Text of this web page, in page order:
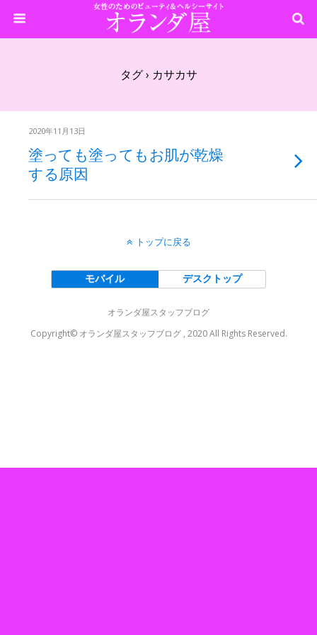
タグ › カサカサ
2020年11月13日
塗っても塗ってもお肌が乾燥
する原因
トップに戻る
モバイル デスクトップ
オランダ屋スタッフブログ
Copyright© オランダ屋スタッフブログ , 2020 All Rights Reserved.